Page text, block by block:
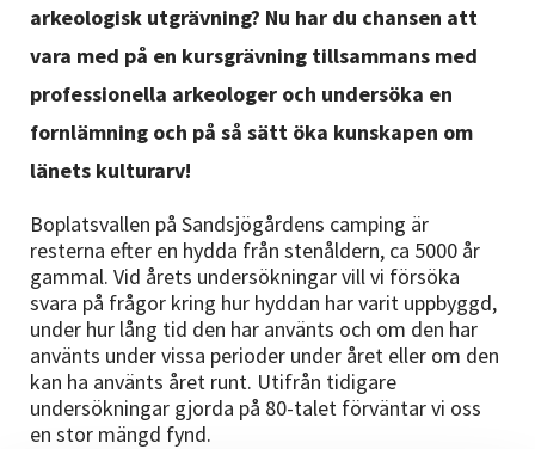
Lyssna
arkeologisk utgrävning? Nu har du chansen att
vara med på en kursgrävning tillsammans med
professionella arkeologer och undersöka en
fornlämning och på så sätt öka kunskapen om
länets kulturarv!
Boplatsvallen på Sandsjögårdens camping är
resterna efter en hydda från stenåldern, ca 5000 år
gammal. Vid årets undersökningar vill vi försöka
svara på frågor kring hur hyddan har varit uppbyggd,
under hur lång tid den har använts och om den har
använts under vissa perioder under året eller om den
kan ha använts året runt. Utifrån tidigare
undersökningar gjorda på 80-talet förväntar vi oss
en stor mängd fynd.